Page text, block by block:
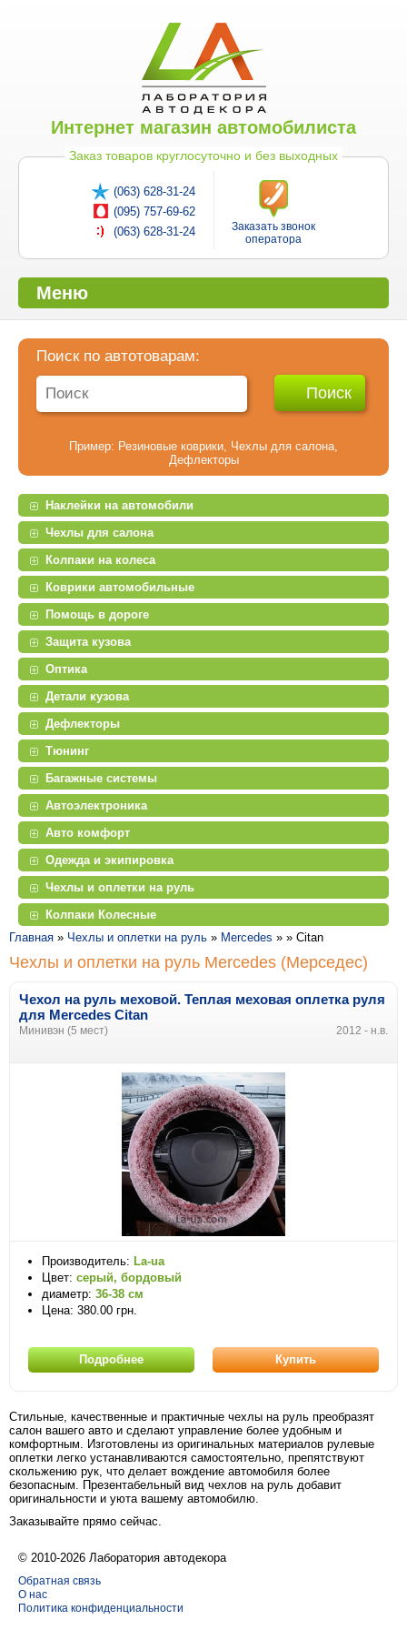
Интернет магазин автомобилиста
Заказ товаров круглосуточно и без выходных
(063) 628-31-24
(095) 757-69-62
(063) 628-31-24
Заказать звонок
оператора
Меню
Поиск по автотоварам:
Пример: Резиновые коврики Чехлы для салона
Дефлекторы
Наклейки на автомобили
Чехлы для салона
Колпаки на колеса
Коврики автомобильные
Помощь в дороге
Защита кузова
Оптика
Детали кузова
Дефлекторы
Тюнинг
Багажные системы
Автоэлектроника
Авто комфорт
Одежда и экипировка
Чехлы и оплетки на руль
Колпаки Колесные
Главная » Чехлы и оплетки на руль » Mercedes » » Citan
Чехлы и оплетки на руль Mercedes (Мерседес)
Чехол на руль меховой. Теплая меховая оплетка руля
для Mercedes Citan
Минивэн (5 мест) 2012 - н.в.
Производитель: La-ua
Цвет: серый, бордовый
диаметр: 36-38 см
Цена: 380.00 грн.
Подробнее Купить
Стильные, качественные и практичные чехлы на руль преобразят
салон вашего авто и сделают управление более удобным и
комфортным. Изготовлены из оригинальных материалов рулевые
оплетки легко устанавливаются самостоятельно, препятствуют
скольжению рук, что делает вождение автомобиля более
безопасным. Презентабельный вид чехлов на руль добавит
оригинальности и уюта вашему автомобилю.
Заказывайте прямо сейчас.
© 2010-2026 Лаборатория автодекора
Обратная связь
О нас
Политика конфиденциальности